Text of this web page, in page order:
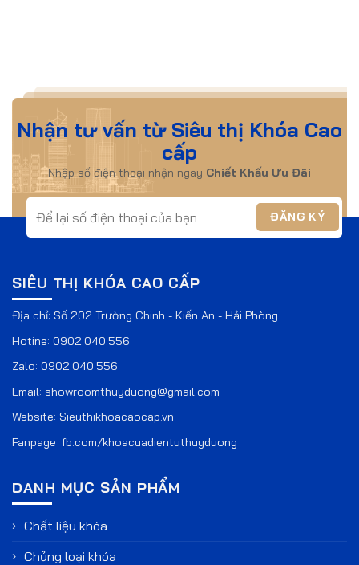
Nhận tư vấn từ Siêu thị Khóa Cao
cấp
Nhập số điện thoại nhận ngay Chiết Khấu Ưu Đãi
SIÊU THỊ KHÓA CAO CẤP
Địa chỉ: Số 202 Trường Chinh - Kiến An - Hải Phòng
Hotine: 0902.040.556
Zalo: 0902.040.556
Email: showroomthuyduong@gmail.com
Website: Sieuthikhoacaocap.vn
Fanpage: fb.com/khoacuadientuthuyduong
DANH MỤC SẢN PHẨM
Chất liệu khóa
Chủng loại khóa